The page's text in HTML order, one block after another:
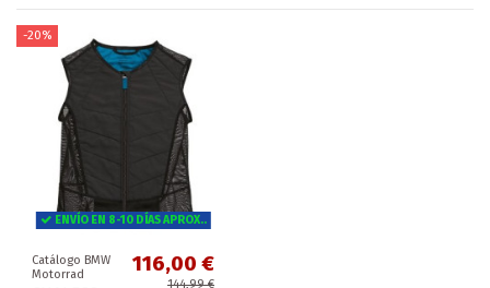
-20%
ENVÍO EN 8-10 DÍAS APROX..
Catálogo BMW
Motorrad
116,00 €
144,99 €